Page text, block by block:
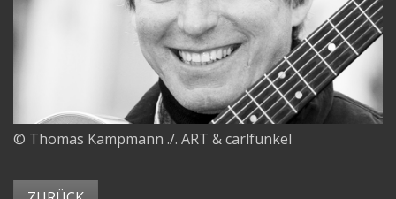
Presse
Bücherkiste 2006
© Thomas Kampmann ./. ART & carlfunkel